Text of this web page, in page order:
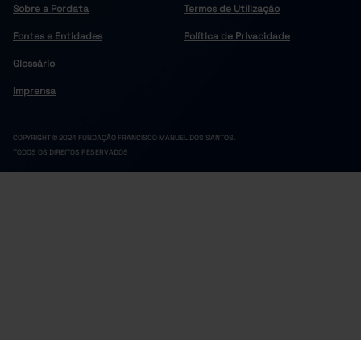
Sobre a Pordata
Fontes e Entidades
Glossário
Imprensa
Termos de Utilização
Política de Privacidade
COPYRIGHT © 2024 FUNDAÇÃO FRANCISCO MANUEL DOS SANTOS.
TODOS OS DIREITOS RESERVADOS